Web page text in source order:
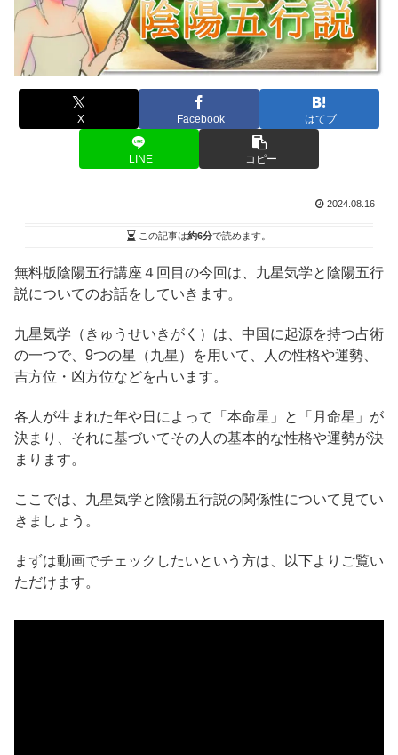
X Facebook はてブ
LINE コピー
2024.08.16
この記事は約6分で読めます。
無料版陰陽五行講座４回目の今回は、九星気学と陰陽五行
説についてのお話をしていきます。
九星気学（きゅうせいきがく）は、中国に起源を持つ占術
の一つで、9つの星（九星）を用いて、人の性格や運勢、
吉方位・凶方位などを占います。
各人が生まれた年や日によって「本命星」と「月命星」が
決まり、それに基づいてその人の基本的な性格や運勢が決
まります。
ここでは、九星気学と陰陽五行説の関係性について見てい
きましょう。
まずは動画でチェックしたいという方は、以下よりご覧い
ただけます。